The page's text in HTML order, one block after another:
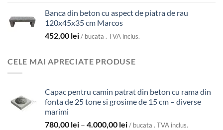
Banca din beton cu aspect de piatra de rau
120x45x35 cm Marcos
452,00 lei/ bucata . TVA inclus.
CELE MAI APRECIATE PRODUSE
Capac pentru camin patrat din beton cu rama din
fonta de 25 tone si grosime de 15 cm – diverse
marimi
780,00 lei – 4.000,00 leiInterval
/ bucata . TVA inclus.